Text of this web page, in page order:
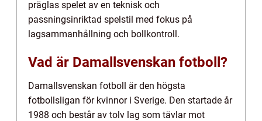
präglas spelet av en teknisk och
passningsinriktad spelstil med fokus på
lagsammanhållning och bollkontroll.
Vad är Damallsvenskan fotboll?
Damallsvenskan fotboll är den högsta
fotbollsligan för kvinnor i Sverige. Den startade år
1988 och består av tolv lag som tävlar mot